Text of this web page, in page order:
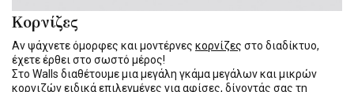
Κορνίζες
Αν ψάχνετε όμορφες και μοντέρνες κορνίζες στο διαδίκτυο,
έχετε έρθει στο σωστό μέρος!
Στο Walls διαθέτουμε μια μεγάλη γκάμα μεγάλων και μικρών
κορνιζών ειδικά επιλεγμένες για αφίσες, δίνοντάς σας τη